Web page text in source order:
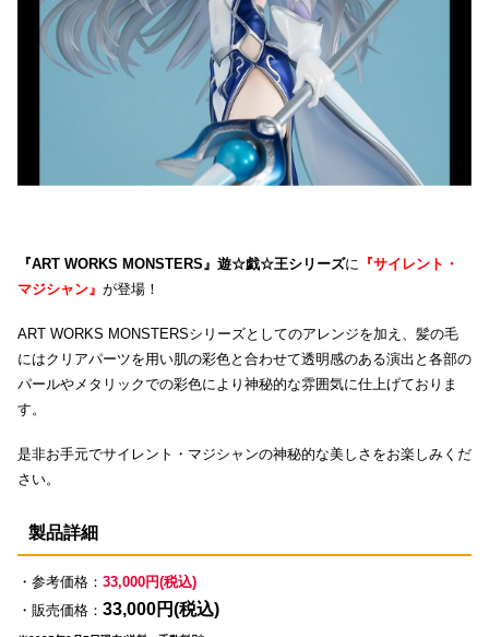
『ART WORKS MONSTERS』遊☆戯☆王シリーズに 『サイレント・
マジシャン』 が登場！
ART WORKS MONSTERSシリーズとしてのアレンジを加え、髪の毛
にはクリアパーツを用い肌の彩色と合わせて透明感のある演出と各部の
パールやメタリックでの彩色により神秘的な雰囲気に仕上げておりま
す。
是非お手元でサイレント・マジシャンの神秘的な美しさをお楽しみくだ
さい。
製品詳細
・参考価格： 33,000円(税込)
・販売価格： 33,000円(税込)